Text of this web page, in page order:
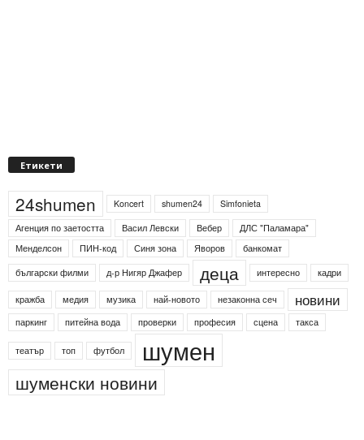
Етикети
24shumen Koncert shumen24
Simfonieta
Агенция по заетостта
Васил Левски Вебер
ДЛС "Паламара"
Менделсон
ПИН-код Синя зона Яворов
банкомат
български филми
д-р Нигяр Джафер деца интересно кадри
кражба медия музика най-новото незаконна сеч новини
паркинг питейна вода проверки професия сцена такса
театър топ футбол шумен
шуменски новини